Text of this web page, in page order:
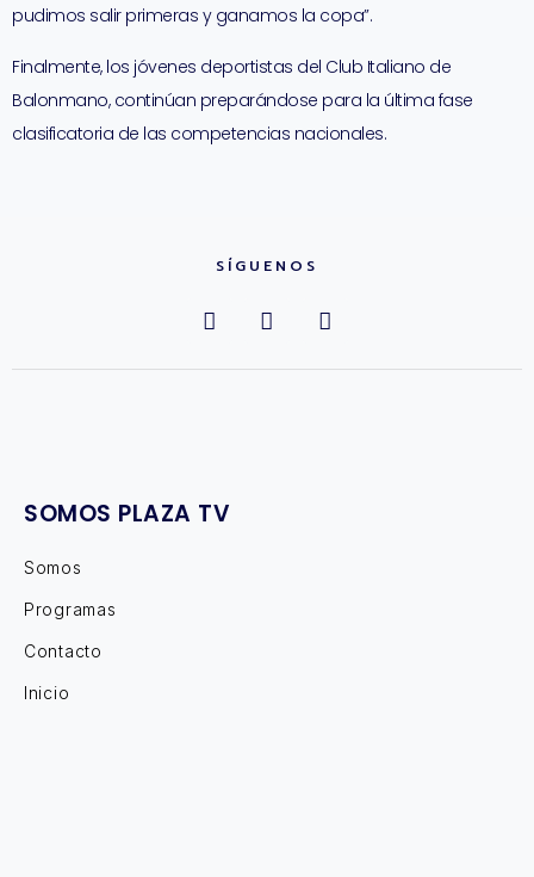
pudimos salir primeras y ganamos la copa”.
Finalmente, los jóvenes deportistas del Club Italiano de
Balonmano, continúan preparándose para la última fase
clasificatoria de las competencias nacionales.
SÍGUENOS
SOMOS PLAZA TV
Somos
Programas
Contacto
Inicio